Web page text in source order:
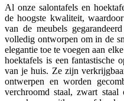
Al onze salontafels en
de hoogste kwaliteit,
van de meubels
volledig ontworpen om in de
elegantie toe te voegen aan
hoektafels is een fantastische
van je huis. Ze zijn
ontwerpen en worden
verchroomd staal, zwart